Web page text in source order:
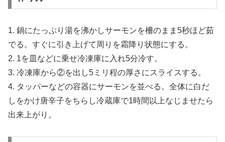
1. 鍋にたっぷり湯を沸かしサーモンを柵のまま5秒ほど茹
でる。すぐに引き上げて周りを霜降り状態にする。
2. 1を皿などに乗せ冷凍庫に入れ5分冷す。
3. 冷凍庫から②を出し5ミリ程の厚さにスライスする。
4. タッパーなどの容器にサーモンを並べる。全体に白だ
しをかけ唐辛子をちらし冷蔵庫で1時間以上なじませたら
出来上がり。